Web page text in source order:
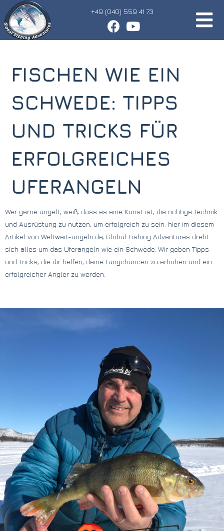
+49 (040) 559 41 73
FISCHEN WIE EIN
SCHWEDE: TIPPS
UND TRICKS FÜR
ERFOLGREICHES
UFERANGELN
Wer gerne angelt, weiß, dass es eine Kunst ist, die richtige Technik
und Ausrüstung zu nutzen, um erfolgreich zu sein. hier im diesem
Artikel von Weltweit-angeln.de, Global Fishing Adventures dreht
sich alles um das Uferangeln wie ein Schwede. Wir geben Tipps
und Tricks, die dir helfen, deine Fangchancen zu erhöhen und ein
erfolgreicher Angler zu werden.